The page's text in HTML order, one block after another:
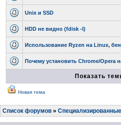
Unix и SSD
HDD не видно (fdisk -l)
Использование Ryzen на Linux,
Почему установить Chrome/Opera
Показать
Новая тема
Список форумов »